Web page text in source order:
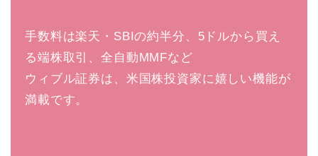
手数料は楽天・SBIの約半分、5ドルから買え
る端株取引、全自動MMFなど
ウィブル証券は、米国株投資家に嬉しい機能が
満載です。